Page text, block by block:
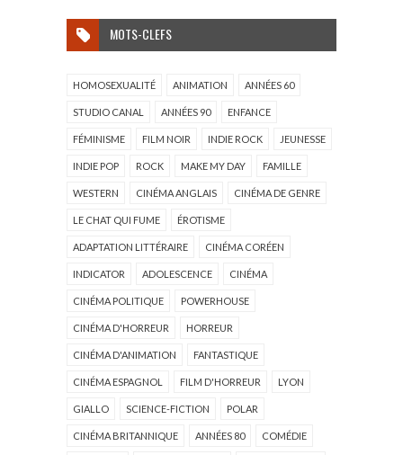
MOTS-CLEFS
HOMOSEXUALITÉ ANIMATION ANNÉES 60
STUDIO CANAL ANNÉES 90 ENFANCE
FÉMINISME FILM NOIR INDIE ROCK JEUNESSE
INDIE POP ROCK MAKE MY DAY FAMILLE
WESTERN CINÉMA ANGLAIS CINÉMA DE GENRE
LE CHAT QUI FUME ÉROTISME
ADAPTATION LITTÉRAIRE CINÉMA CORÉEN
INDICATOR ADOLESCENCE CINÉMA
CINÉMA POLITIQUE POWERHOUSE
CINÉMA D'HORREUR HORREUR
CINÉMA D'ANIMATION FANTASTIQUE
CINÉMA ESPAGNOL FILM D'HORREUR LYON
GIALLO SCIENCE-FICTION POLAR
CINÉMA BRITANNIQUE ANNÉES 80 COMÉDIE